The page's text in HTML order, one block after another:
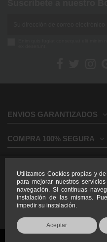
Utilizamos Cookies propias y
para mejorar nuestros
navegación. Si continuas
instalación de las mismas.
impedir su instalación.
Aceptar
ENVIOS GARANTIZADOS
COMPRA 100% SEGURA
INFORMACION LEGAL